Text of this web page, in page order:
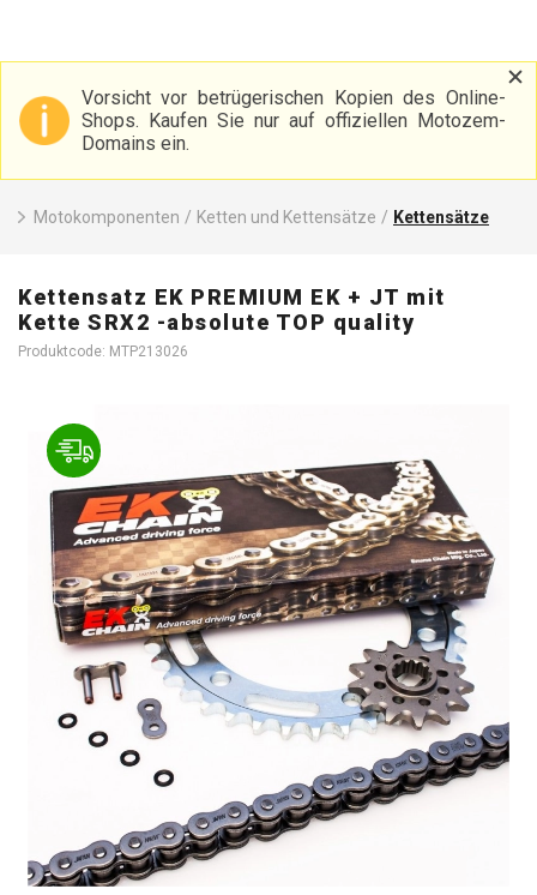
Vorsicht vor betrügerischen Kopien des Online-
Shops. Kaufen Sie nur auf offiziellen Motozem-
Domains ein.
Motokomponenten / Ketten und Kettensätze / Kettensätze
Kettensatz EK PREMIUM EK + JT mit
Kette SRX2 -absolute TOP quality
Produktcode: MTP213026